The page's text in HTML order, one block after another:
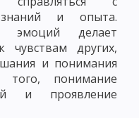
и опыта.
эмоций делает
чувствам других,
и понимания
понимание
и проявление